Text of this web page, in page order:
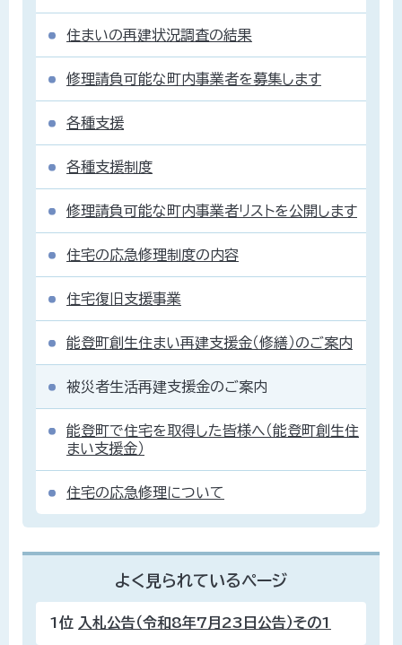
住まいの再建状況調査の結果
修理請負可能な町内事業者を募集します
各種支援
各種支援制度
修理請負可能な町内事業者リストを公開します
住宅の応急修理制度の内容
住宅復旧支援事業
能登町創生住まい再建支援金（修繕）のご案内
被災者生活再建支援金のご案内
能登町で住宅を取得した皆様へ（能登町創生住
まい支援金）
住宅の応急修理について
よく見られているページ
1位 入札公告（令和8年7月23日公告）その1